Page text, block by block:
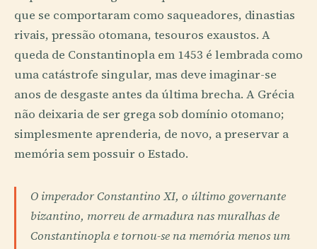
que se comportaram como saqueadores, dinastias
rivais, pressão otomana, tesouros exaustos. A
queda de Constantinopla em 1453 é lembrada como
uma catástrofe singular, mas deve imaginar-se
anos de desgaste antes da última brecha. A Grécia
não deixaria de ser grega sob domínio otomano;
simplesmente aprenderia, de novo, a preservar a
memória sem possuir o Estado.
O imperador Constantino XI, o último governante
bizantino, morreu de armadura nas muralhas de
Constantinopla e tornou-se na memória menos um